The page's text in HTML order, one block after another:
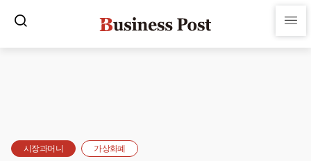
시장과머니 가상화폐